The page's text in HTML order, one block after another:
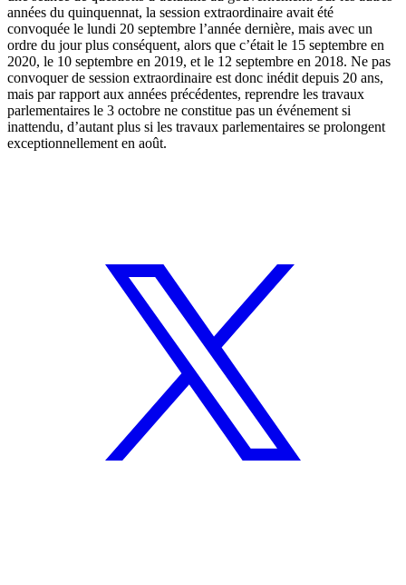
années du quinquennat, la session extraordinaire avait été
convoquée le lundi 20 septembre l’année dernière, mais avec un
ordre du jour plus conséquent, alors que c’était le 15 septembre en
2020, le 10 septembre en 2019, et le 12 septembre en 2018. Ne pas
convoquer de session extraordinaire est donc inédit depuis 20 ans,
mais par rapport aux années précédentes, reprendre les travaux
parlementaires le 3 octobre ne constitue pas un événement si
inattendu, d’autant plus si les travaux parlementaires se prolongent
exceptionnellement en août.